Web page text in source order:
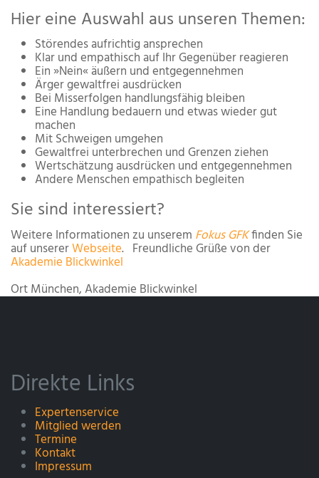
Hier eine Auswahl aus unseren Themen:
Störendes aufrichtig ansprechen
Klar und empathisch auf Ihr Gegenüber reagieren
Ein »Nein« äußern und entgegennehmen
Ärger gewaltfrei ausdrücken
Bei Misserfolgen handlungsfähig bleiben
Eine Handlung bedauern und etwas wieder gut
machen
Mit Schweigen umgehen
Gewaltfrei unterbrechen und Grenzen ziehen
Wertschätzung ausdrücken und entgegennehmen
Andere Menschen empathisch begleiten
Sie sind interessiert?
Weitere Informationen zu unserem Fokus GFKfinden Sie
auf unsererWebseite. Freundliche Grüße von der
Akademie Blickwinkel
OrtMünchen, Akademie Blickwinkel
Direkte Links
Expertenservice
Mitglied werden
Termine
Kontakt
Impressum